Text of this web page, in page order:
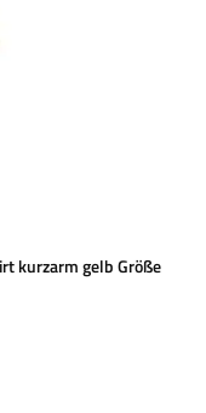
kurzarm gelb Größe